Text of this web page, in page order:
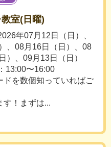
室(日曜)
年07月12日（日）、
、08月16日（日）、08
）、09月13日（日）
13:00〜16:00
ドを数個知っていればご
す！まずは...